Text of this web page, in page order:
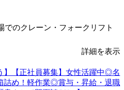
でのクレーン・フォークリフト
詳細を表示